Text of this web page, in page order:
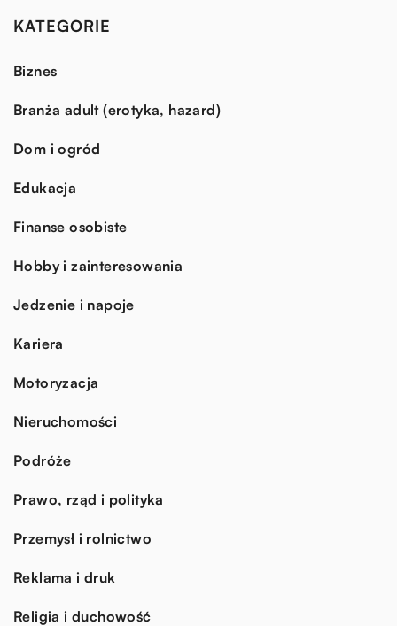
KATEGORIE
Biznes
Branża adult (erotyka, hazard)
Dom i ogród
Edukacja
Finanse osobiste
Hobby i zainteresowania
Jedzenie i napoje
Kariera
Motoryzacja
Nieruchomości
Podróże
Prawo, rząd i polityka
Przemysł i rolnictwo
Reklama i druk
Religia i duchowość